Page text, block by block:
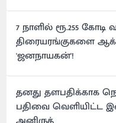
7 நாளில் ரூ.255 கோடி
திரையரங்குகளை
'ஜனநாயகன்'!
தனது தளபதிக்காக
பதிவை வெளியிட்ட